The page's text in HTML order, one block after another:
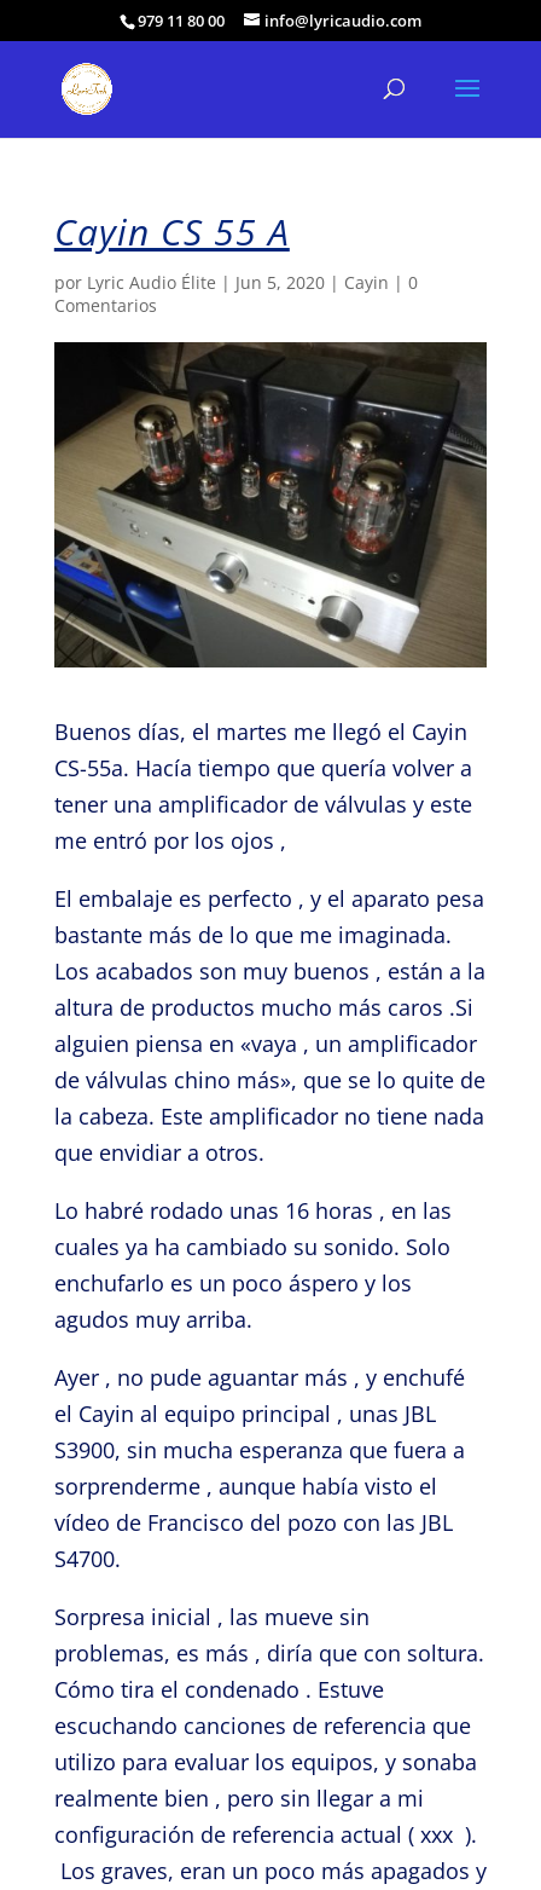
979 11 80 00 info@lyricaudio.com
Cayin CS 55 A
por Lyric Audio Élite | Jun 5, 2020| Cayin | 0
Comentarios
Buenos días, el martes me llegó el Cayin
CS-55a. Hacía tiempo que quería volver a
tener una amplificador de válvulas y este
me entró por los ojos ,
El embalaje es perfecto , y el aparato pesa
bastante más de lo que me imaginada.
Los acabados son muy buenos , están a la
altura de productos mucho más caros .Si
alguien piensa en «vaya , un amplificador
de válvulas chino más», que se lo quite de
la cabeza. Este amplificador no tiene nada
que envidiar a otros.
Lo habré rodado unas 16 horas , en las
cuales ya ha cambiado su sonido. Solo
enchufarlo es un poco áspero y los
agudos muy arriba.
Ayer , no pude aguantar más , y enchufé
el Cayin al equipo principal , unas JBL
S3900, sin mucha esperanza que fuera a
sorprenderme , aunque había visto el
vídeo de Francisco del pozo con las JBL
S4700.
Sorpresa inicial , las mueve sin
problemas, es más , diría que con soltura.
Cómo tira el condenado . Estuve
escuchando canciones de referencia que
utilizo para evaluar los equipos, y sonaba
realmente bien , pero sin llegar a mi
configuración de referencia actual ( xxx ).
Los graves, eran un poco más apagados y